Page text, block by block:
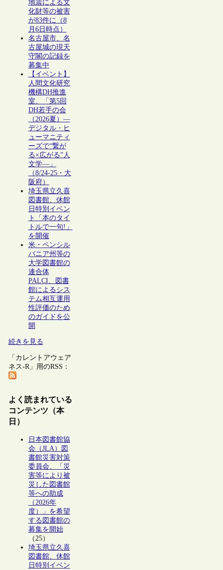
地震による文
化財等の被害
が83件に（8
月6日時点）
名古屋市、名
古屋城の現天
守閣の記録を
募集中
【イベント】
人間文化研究
機構DH推進
室、「第5回
DH若手の会
（2026夏）―
デジタル・ヒ
ューマニティ
ーズで“繋が
る×広がる”人
文学―」
（8/24-25・大
阪府）
埼玉県立久喜
図書館、休館
日特別イベン
ト「本のタイ
トルで一句!」
を開催
米・ペンシル
バニア州等の
大学図書館の
連合体
PALCI、図書
館によるシス
テム相互運用
性評価のため
のガイドを公
開
続きを見る
「カレントアウェア
ネス-R」用のRSS：
よく読まれている
コンテンツ（本
日）
日本図書館協
会（JLA）図
書館災害対策
委員会、「災
害等により被
災した図書館
等への助成
（2026年
度）」を希望
する図書館の
募集を開始
（25）
埼玉県立久喜
図書館、休館
日特別イベン